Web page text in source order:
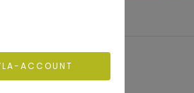
ACCOUNT